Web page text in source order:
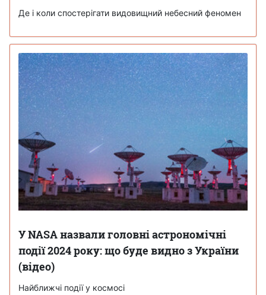
Де і коли спостерігати видовищний небесний феномен
У NASA назвали головні астрономічні
події 2024 року: що буде видно з України
(відео)
Найближчі події у космосі